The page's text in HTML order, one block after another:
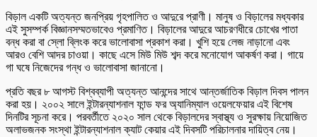
বিড়াল একটি অত্যন্ত জনপ্রিয় গৃহপালিত ও আদুরে প্রাণী। মানুষ ও বিড়ালের মধ্যকার
এই সুসম্পর্ক বিজ্ঞানসম্মতভাবেও প্রমাণিত। বিড়ালের আদুরে আচরণধীরে চোখের পাতা
বন্ধ করা বা স্লো ব্লিংক করে ভালোবাসা প্রকাশ করা। খুশি হয়ে লেজ নাড়ানো এবং
আরও বেশি আদর চাওয়া। কাছে এসে মিউ মিউ শব্দ করে মনোযোগ আকর্ষণ করা। গায়ে
গা ঘষে নিজেদের গন্ধ ও ভালোবাসা জানানো।
প্রতি বছর ৮ আগস্ট বিশ্বব্যাপী অত্যন্ত আনন্দের সাথে আন্তর্জাতিক বিড়াল দিবস পালন
করা হয়। ২০০২ সালে ইন্টারন্যাশনাল ফান্ড ফর অ্যানিম্যাল ওয়েলফেয়ার এই বিশেষ
দিনটির সূচনা করে। পরবর্তীতে ২০২০ সাল থেকে বিড়ালদের স্বাস্থ্য ও সুরক্ষায় নিয়োজিত
অলাভজনক সংস্থা ইন্টারন্যাশনাল ক্যাট কেয়ার এই দিবসটি পরিচালনার দায়িত্ব নেয়।